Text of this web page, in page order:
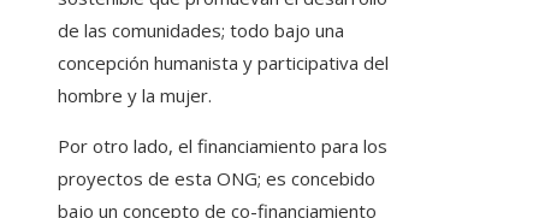
de las comunidades; todo bajo una
concepción humanista y participativa del
hombre y la mujer.
Por otro lado, el financiamiento para los
proyectos de esta ONG; es concebido
bajo un concepto de co-financiamiento